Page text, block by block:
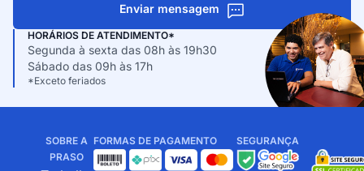
Enviar mensagem
HORÁRIOS DE ATENDIMENTO*
Segunda à sexta das 08h às 19h30
Sábado das 09h às 17h
*Exceto feriados
SOBRE A
PRASO
FORMAS DE PAGAMENTO SEGURANÇA